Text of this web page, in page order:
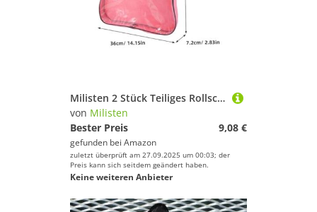
Milisten 2 Stück Teiliges Rollschuh Tasche aus Verschleißfestem Vliesstoff mit Reißverschluss Praktische Skates Aufbewahrungstasche für Inline Eislaufschuhe Tragbarer Skates Organizer in
von Milisten
Bester Preis
9,08 €
gefunden bei Amazon
zuletzt überprüft am 27.09.2025 um 00:03; der
Preis kann sich seitdem geändert haben.
Keine weiteren Anbieter